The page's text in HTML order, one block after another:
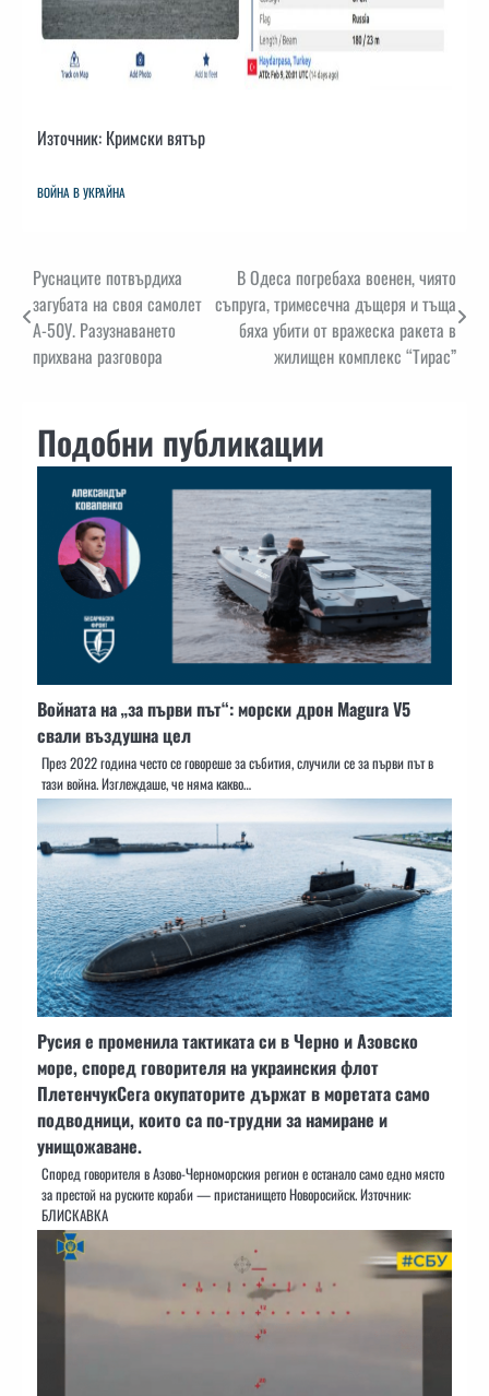
Източник: Кримски вятър
ВОЙНА В УКРАЙНА
Навигация
Руснаците потвърдиха
загубата на своя самолет
А-50У. Разузнаването
прихвана разговора
В Одеса погребаха военен, чиято
съпруга, тримесечна дъщеря и тъща
бяха убити от вражеска ракета в
жилищен комплекс “Тирас”
Подобни публикации
Войната на „за първи път“: морски дрон Magura V5
свали въздушна цел
През 2022 година често се говореше за събития, случили се за първи път в
тази война. Изглеждаше, че няма какво…
Русия е променила тактиката си в Черно и Азовско
море, според говорителя на украинския флот
ПлетенчукСега окупаторите държат в моретата само
подводници, които са по-трудни за намиране и
унищожаване.
Според говорителя в Азово-Черноморския регион е останало само едно място
за престой на руските кораби — пристанището Новоросийск. Източник:
БЛИСКАВКА